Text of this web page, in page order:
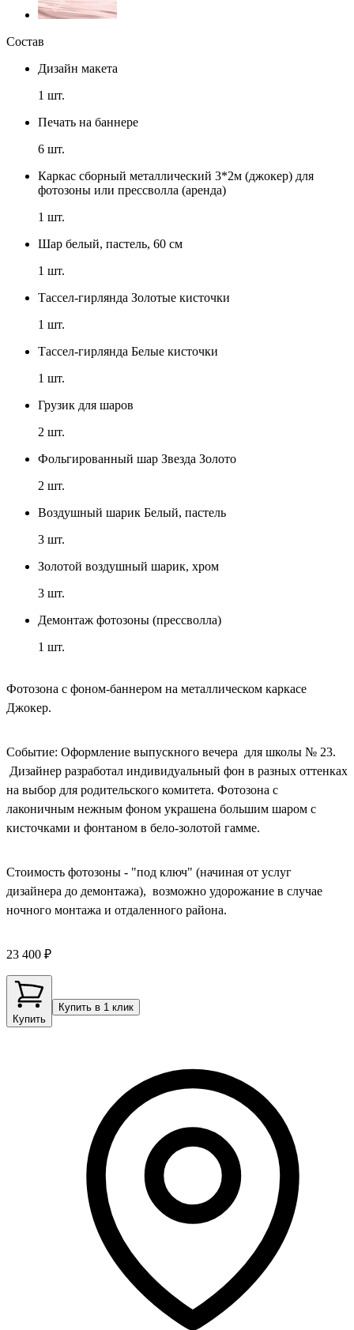
Состав
Дизайн макета
1 шт.
Печать на баннере
6 шт.
Каркас сборный металлический 3*2м (джокер) для
фотозоны или прессволла (аренда)
1 шт.
Шар белый, пастель, 60 см
1 шт.
Тассел-гирлянда Золотые кисточки
1 шт.
Тассел-гирлянда Белые кисточки
1 шт.
Грузик для шаров
2 шт.
Фольгированный шар Звезда Золото
2 шт.
Воздушный шарик Белый, пастель
3 шт.
Золотой воздушный шарик, хром
3 шт.
Демонтаж фотозоны (прессволла)
1 шт.
Фотозона с фоном-баннером на металлическом каркасе
Джокер.
Событие: Оформление выпускного вечера для школы № 23.
Дизайнер разработал индивидуальный фон в разных оттенках
на выбор для родительского комитета. Фотозона с
лаконичным нежным фоном украшена большим шаром с
кисточками и фонтаном в бело-золотой гамме.
Стоимость фотозоны - "под ключ" (начиная от услуг
дизайнера до демонтажа), возможно удорожание в случае
ночного монтажа и отдаленного района.
23 400 ₽
Купить
Купить в 1 клик